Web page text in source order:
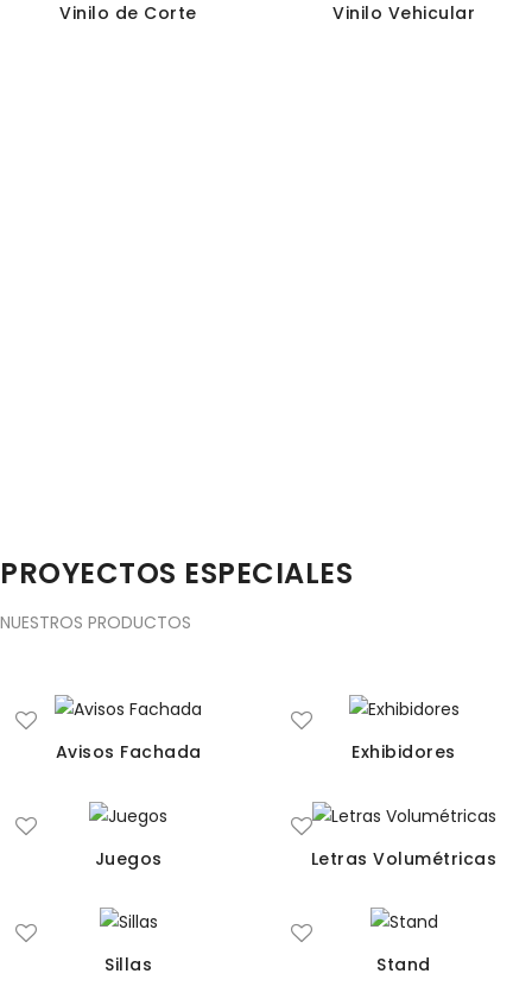
Vinilo de Corte Vinilo Vehicular
PROYECTOS ESPECIALES
NUESTROS PRODUCTOS
Avisos Fachada Exhibidores
Juegos Letras Volumétricas
Sillas Stand